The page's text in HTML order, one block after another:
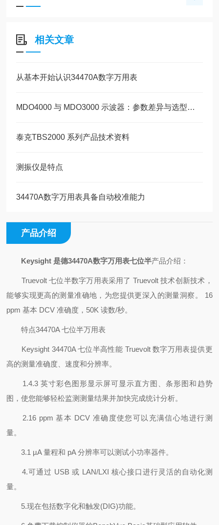
相关文章
从基本开始认识34470A数字万用表
MDO4000 与 MDO3000 示波器：参数差异与选型指南
泰克TBS2000 系列产品技术资料
测振仪是特点
34470A数字万用表具备自动校准能力
产品介绍
Keysight 是德34470A数字万用表七位半产品介绍：
Truevolt 七位半数字万用表采用了 Truevolt 技术创新技术，
能够实现更高的测量准确地，为您提供更深入的测量洞察。 16
ppm 基本 DCV 准确度，50K 读数/秒。
特点34470A 七位半万用表
Keysight 34470A 七位半高性能 Truevolt 数字万用表提供更
高的测量准确度、速度和分辨率。
1.4.3 英寸彩色图形显示屏可显示直方图、条形图和趋势
图，使您能够轻松监测测量结果并加快完成统计分析。
2.16 ppm 基本 DCV 准确度使您可以充满信心地进行测
量。
3.1 µA 量程和 pA 分辨率可以测试小功率器件。
4.可通过 USB 或 LAN/LXI 核心接口进行灵活的自动化测
量。
5.现在包括数字化和触发(DIG)功能。